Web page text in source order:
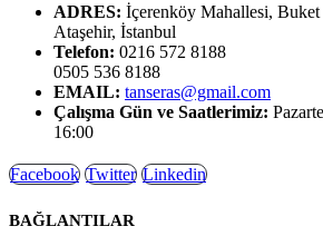
ADRES: İçerenköy Mahallesi,
Ataşehir, İstanbul
Telefon: 0216 572 8188
0505 536 8188
EMAIL: tanseras@gmail.com
Çalışma Gün ve Saatlerimiz:
16:00
Facebook Twitter Linkedin
BAĞLANTILAR